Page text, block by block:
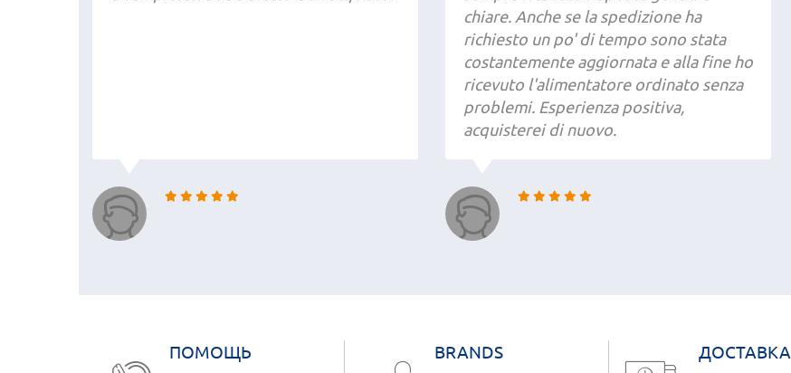
chiare. Anche se la spedizione ha
richiesto un po' di tempo sono stata
costantemente aggiornata e alla fine ho
ricevuto l'alimentatore ordinato senza
problemi. Esperienza positiva,
acquisterei di nuovo.
ПОМОЩЬ BRANDS ДОСТАВКА